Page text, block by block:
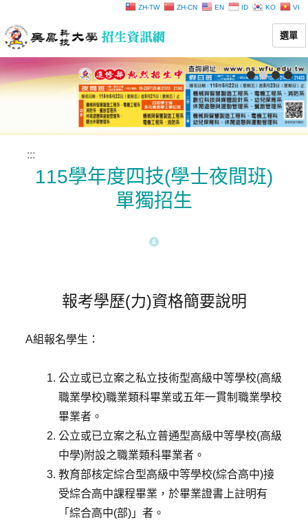
ZH-TW ZH-CN EN ID KO VI
選單
:::
115學年度四技(學士夜間班)
單獨招生
報考學歷(力)資格簡要說明
A組報名學生：
公立或已立案之私立技術型高級中等學校(高級
職業學校)職業類科畢業或五年一貫制職業學校
畢業者。
公立或已立案之私立普通型高級中等學校(高級
中學)附設之職業類科畢業者。
教育部核定綜合型高級中等學校(綜合高中)接
受綜合高中課程畢業，於畢業證書上註明有
「綜合高中(部)」者。